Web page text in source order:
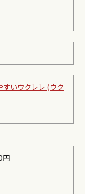
いウクレレ (ウク
円